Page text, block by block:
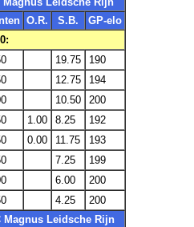
O.R. S.B.
GP-elo
19.75
190
12.75
194
10.50
200
1.00 8.25
192
0.00 11.75
193
7.25
199
6.00
200
4.25
200
Magnus Leidsche Rijn